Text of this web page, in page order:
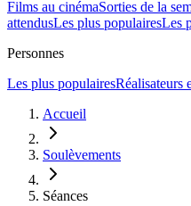
Films au cinémaSorties de la
attendusLes plus populairesLes
Personnes
Les plus populairesRéalisateurs
Accueil
Soulèvements
Séances